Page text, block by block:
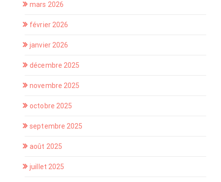
mars 2026
février 2026
janvier 2026
décembre 2025
novembre 2025
octobre 2025
septembre 2025
août 2025
juillet 2025